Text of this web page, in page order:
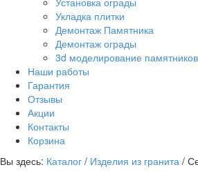
Укладка плитки
Демонтаж Памятника
Демонтаж ограды
3d моделирование памятников
Наши работы
Гарантия
Отзывы
Акции
Контакты
Корзина
Вы здесь: Каталог / Изделия из гранита /